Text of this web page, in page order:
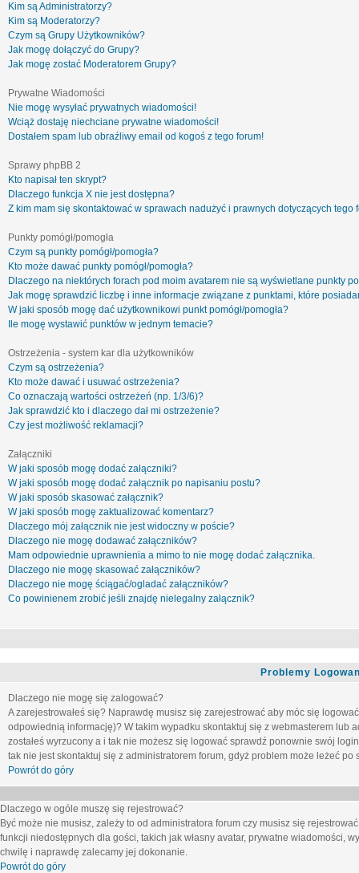
Kim są Administratorzy?
Kim są Moderatorzy?
Czym są Grupy Użytkowników?
Jak mogę dołączyć do Grupy?
Jak mogę zostać Moderatorem Grupy?
Prywatne Wiadomości
Nie mogę wysyłać prywatnych wiadomości!
Wciąż dostaję niechciane prywatne wiadomości!
Dostałem spam lub obraźliwy email od kogoś z tego forum!
Sprawy phpBB 2
Kto napisał ten skrypt?
Dlaczego funkcja X nie jest dostępna?
Z kim mam się skontaktować w sprawach nadużyć i prawnych dotyczących tego
Punkty pomógł/pomogła
Czym są punkty pomógł/pomogła?
Kto może dawać punkty pomógł/pomogła?
Dlaczego na niektórych forach pod moim avatarem nie są wyświetlane punkty
Jak mogę sprawdzić liczbę i inne informacje związane z punktami, które
W jaki sposób mogę dać użytkownikowi punkt pomógł/pomogła?
Ile mogę wystawić punktów w jednym temacie?
Ostrzeżenia - system kar dla użytkowników
Czym są ostrzeżenia?
Kto może dawać i usuwać ostrzeżenia?
Co oznaczają wartości ostrzeżeń (np. 1/3/6)?
Jak sprawdzić kto i dlaczego dał mi ostrzeżenie?
Czy jest możliwość reklamacji?
Załączniki
W jaki sposób mogę dodać załączniki?
W jaki sposób mogę dodać załącznik po napisaniu postu?
W jaki sposób skasować załącznik?
W jaki sposób mogę zaktualizować komentarz?
Dlaczego mój załącznik nie jest widoczny w poście?
Dlaczego nie mogę dodawać załączników?
Mam odpowiednie uprawnienia a mimo to nie mogę dodać załącznika.
Dlaczego nie mogę skasować załączników?
Dlaczego nie mogę ściągać/ogladać załączników?
Co powinienem zrobić jeśli znajdę nielegalny załącznik?
Problemy
Dlaczego nie mogę się zalogować?
A zarejestrowałeś się? Naprawdę musisz się zarejestrować aby móc się
odpowiednią informację)? W takim wypadku skontaktuj się z webmasterem lub
zostałeś wyrzucony a i tak nie możesz się logować sprawdź ponownie swój
tak nie jest skontaktuj się z administratorem forum, gdyż problem może leżeć po
Powrót do góry
Dlaczego w ogóle muszę się rejestrować?
Być może nie musisz, zależy to od administratora forum czy musisz się
funkcji niedostępnych dla gości, takich jak własny avatar, prywatne wiadomości,
chwilę i naprawdę zalecamy jej dokonanie.
Powrót do góry